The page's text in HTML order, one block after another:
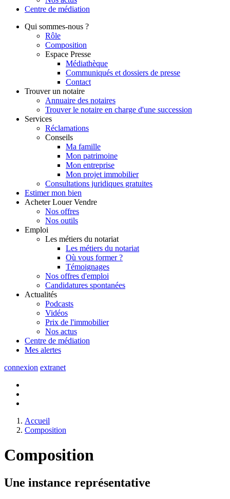
Centre de médiation
Qui sommes-nous ?
Rôle
Composition
Espace Presse
Médiathèque
Communiqués et dossiers de presse
Contact
Trouver un notaire
Annuaire des notaires
Trouver le notaire en charge d'une succession
Services
Réclamations
Conseils
Ma famille
Mon patrimoine
Mon entreprise
Mon projet immobilier
Consultations juridiques gratuites
Estimer mon bien
Acheter Louer Vendre
Nos offres
Nos outils
Emploi
Les métiers du notariat
Les métiers du notariat
Où vous former ?
Témoignages
Nos offres d'emploi
Candidatures spontanées
Actualités
Podcasts
Vidéos
Prix de l'immobilier
Nos actus
Centre de médiation
Mes alertes
connexion extranet
Accueil
Composition
Composition
Une instance représentative